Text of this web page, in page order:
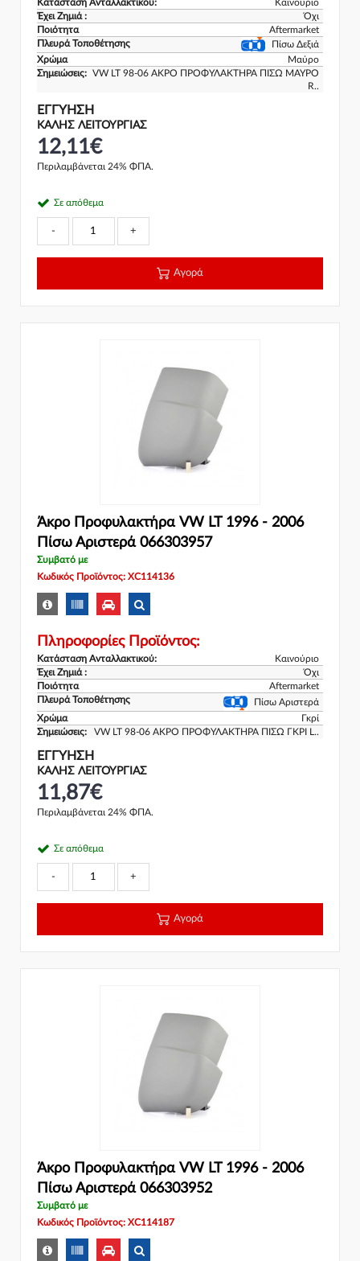
Κατάσταση Ανταλλακτικού:
Καινούριο
Έχει Ζημιά :
Όχι
Ποιότητα
Aftermarket
Πλευρά Τοποθέτησης
Πίσω Δεξιά
Χρώμα
Μαύρο
Σημειώσεις: VW LT 98-06 ΑΚΡΟ ΠΡΟΦΥΛΑΚΤΗΡΑ ΠΙΣΩ ΜΑΥΡΟ
R..
ΕΓΓΎΗΣΗ
ΚΑΛΗΣ ΛΕΙΤΟΥΡΓΙΑΣ
12,11€
Περιλαμβάνεται 24% ΦΠΑ.
Σε απόθεμα
- +
Αγορά
Άκρο Προφυλακτήρα VW LT 1996 - 2006
Πίσω Αριστερά 066303957
Συμβατό με
Κωδικός Προϊόντος: XC114136
Πληροφορίες Προϊόντος:
Κατάσταση Ανταλλακτικού:
Καινούριο
Έχει Ζημιά :
Όχι
Ποιότητα
Aftermarket
Πλευρά Τοποθέτησης
Πίσω Αριστερά
Χρώμα
Γκρί
Σημειώσεις:
VW LT 98-06 ΑΚΡΟ ΠΡΟΦΥΛΑΚΤΗΡΑ ΠΙΣΩ ΓΚΡΙ L..
ΕΓΓΎΗΣΗ
ΚΑΛΗΣ ΛΕΙΤΟΥΡΓΙΑΣ
11,87€
Περιλαμβάνεται 24% ΦΠΑ.
Σε απόθεμα
- +
Αγορά
Άκρο Προφυλακτήρα VW LT 1996 - 2006
Πίσω Αριστερά 066303952
Συμβατό με
Κωδικός Προϊόντος: XC114187